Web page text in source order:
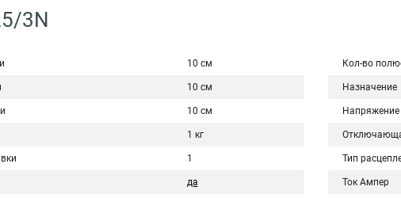
3N
10 см
10 см
10 см
1 кг
1
да
Кол-во
Назначение
Напряжение
Тип
Ток Ампер